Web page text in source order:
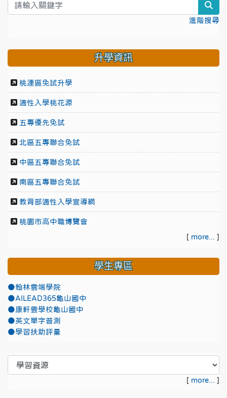
進階搜尋
升學資訊
桃連區免試升學
適性入學桃花源
五專優先免試
北區五專聯合免試
中區五專聯合免試
南區五專聯合免試
教育部適性入學宣導網
桃園市高中職博覽會
[ more... ]
學生專區
●翰林雲端學院
●AILEAD365龜山國中
●康軒雲學校龜山國中
●英文單字普測
●學習扶助評量
[ more... ]